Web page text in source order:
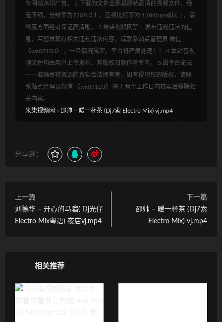
有网站水印广告。 2.下载的文件全部是原始高清的视频文件，绝
无压缩，分辨率为720P以上，音频比特率为 128Kbps或以上，清
晰度方面绝对保证高清晰。 3.米柒视频网禁止发布违规违法的信
息，若您发现有相关违规违法内容，请联系站点管理员 微信
《wx071DJ》 ，一旦情况属实，平台将严肃处理！！ 4.本站音视
频文件均由用户上传发布，其版权归原作者所有。 5.因平台无法
一一准确审核资源的真实合法拥有者，如有侵犯您的版权，请联
系站点管理员微信 《wx071DJ》 将于两个工作日内核实后移除相
关内容。
米柒视频网 » 邵帅 – 暖一杯茶 (Dj7索 Electro Mix) vj.mp4
分享到：
上一篇
刘德华 – 开心的马骝( Dj光仔
Electro Mix粤语) 夜店vj.mp4
下一篇
邵帅 – 暖一杯茶 (Dj7索
Electro Mix) vj.mp4
相关推荐